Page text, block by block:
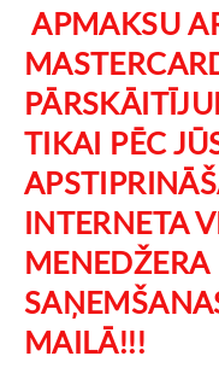
APMAKSU
TIKAI PĒC
INTERNETA
MAILĀ!!!